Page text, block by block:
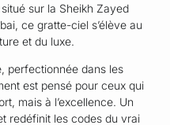
sur la Sheikh Zayed
ce gratte-ciel s’élève au
et du luxe.
perfectionnée dans les
est pensé pour ceux qui
mais à l’excellence. Un
redéfinit les codes du vrai